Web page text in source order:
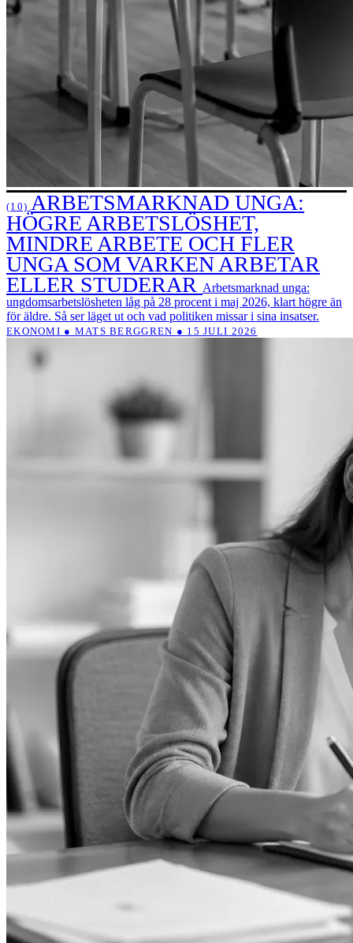
(10) ARBETSMARKNAD UNGA:
HÖGRE ARBETSLÖSHET,
MINDRE ARBETE OCH FLER
UNGA SOM VARKEN ARBETAR
ELLER STUDERAR Arbetsmarknad unga:
ungdomsarbetslösheten låg på 28 procent i maj 2026, klart högre än
för äldre. Så ser läget ut och vad politiken missar i sina insatser.
EKONOMI ● MATS BERGGREN ● 15 JULI 2026